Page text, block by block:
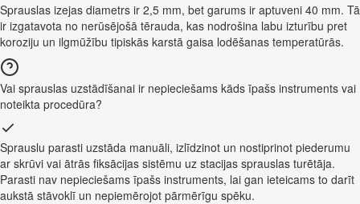
Sprauslas izejas diametrs ir 2,5 mm, bet garums ir aptuveni 40 mm. Tā
ir izgatavota no nerūsējošā tērauda, kas nodrošina labu izturību pret
koroziju un ilgmūžību tipiskās karstā gaisa lodēšanas temperatūrās.
Vai sprauslas uzstādīšanai ir nepieciešams kāds īpašs instruments vai
noteikta procedūra?
Sprauslu parasti uzstāda manuāli, izlīdzinot un nostiprinot piederumu
ar skrūvi vai ātrās fiksācijas sistēmu uz stacijas sprauslas turētāja.
Parasti nav nepieciešams īpašs instruments, lai gan ieteicams to darīt
aukstā stāvoklī un nepiemērojot pārmērīgu spēku.